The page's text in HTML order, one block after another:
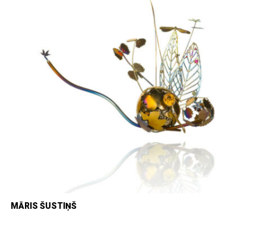
MĀRIS ŠUSTIŅŠ